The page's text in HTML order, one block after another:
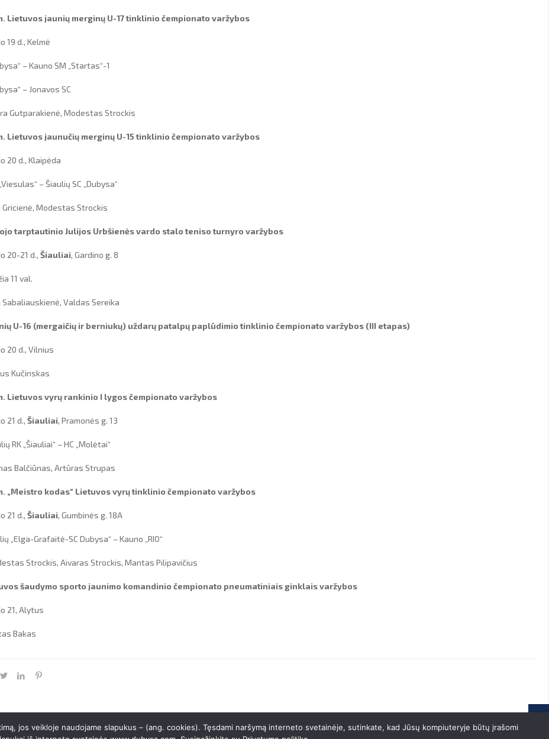
Lietuvos jaunių merginų U-17 tinklinio čempionato varžybos
19 d., Kelmė
– Kauno SM „Startas“-1
– Jonavos SC
Gutparakienė, Modestas Strockis
Lietuvos jaunučių merginų U-15 tinklinio čempionato varžybos
20 d., Klaipėda
– Šiaulių SC „Dubysa“
Gricienė, Modestas Strockis
ojo tarptautinio Julijos Urbšienės vardo stalo teniso turnyro varžybos
20-21 d.,Šiauliai, Gardino g. 8
11 val.
Sabaliauskienė, Valdas Sereika
U-16 (mergaičių ir berniukų) uždarų patalpų paplūdimio tinklinio čempionato varžybos (III etapas)
20 d., Vilnius
Kučinskas
Lietuvos vyrų rankinio I lygos čempionato varžybos
21 d.,Šiauliai, Pramonės g. 13
RK „Šiauliai“ – HC „Molėtai“
Balčiūnas, Artūras Strupas
„Meistro kodas“ Lietuvos vyrų tinklinio čempionato varžybos
21 d.,Šiauliai, Gumbinės g. 18A
„Elga-Grafaitė-SC Dubysa“ – Kauno „RIO“
Strockis, Aivaras Strockis, Mantas Pilipavičius
šaudymo sporto jaunimo komandinio čempionato pneumatiniais ginklais varžybos
21, Alytus
Bakas
jos veikloje naudojame slapukus – (ang. cookies). Tęsdami naršymą interneto svetainėje, sutinkate, kad Jūsų kompiuteryje būtų įrašomi